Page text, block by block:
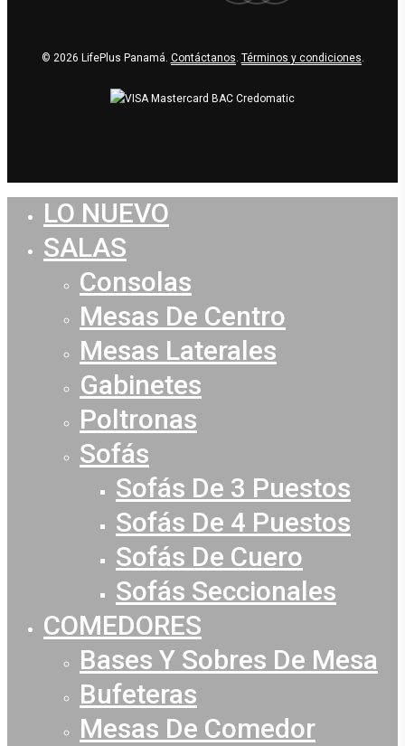
© 2026 LifePlus Panamá. Contáctanos. Términos y condiciones.
LO NUEVO
SALAS
Consolas
Mesas De Centro
Mesas Laterales
Gabinetes
Poltronas
Sofás
Sofás De 3 Puestos
Sofás De 4 Puestos
Sofás De Cuero
Sofás Seccionales
COMEDORES
Bases Y Sobres De Mesa
Bufeteras
Mesas De Comedor